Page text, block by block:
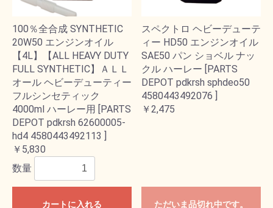
100％全合成 SYNTHETIC
20W50 エンジンオイル
【4L】【ALL HEAVY DUTY
FULL SYNTHETIC】ＡＬＬ
オール ヘビーデューティー
フルシンセティック
4000ml ハーレー用 [PARTS
DEPOT pdkrsh 62600005-
hd4 4580443492113 ]
￥5,830
数量
カートに入れる
スペクトロ ヘビーデューテ
ィー HD50 エンジンオイル
SAE50 パン ショベル ナッ
クル ハーレー [PARTS
DEPOT pdkrsh sphdeo50
4580443492076 ]
￥2,475
ただいま品切れ中です。